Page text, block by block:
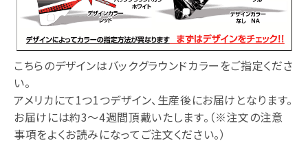
こちらのデザインはバックグラウンドカラーをご指定くださ
い。
アメリカにて1つ1つデザイン、生産後にお届けとなります。
お届けには約3～4週間頂戴いたします。（※注文の注意
事項をよくお読みになってご注文ください。）